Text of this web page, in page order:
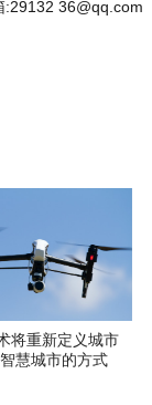
36@qq.com
将重新定义城市
慧城市的方式